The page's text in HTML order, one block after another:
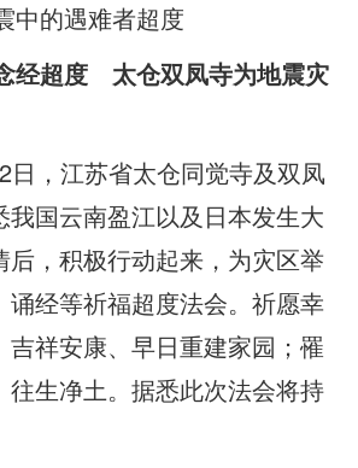
中的遇难者超度
经超度 太仓双凤寺为地震灾
，江苏省太仓同觉寺及双凤
我国云南盈江以及日本发生大
后，积极行动起来，为灾区举
诵经等祈福超度法会。祈愿幸
吉祥安康、早日重建家园；罹
往生净土。据悉此次法会将持